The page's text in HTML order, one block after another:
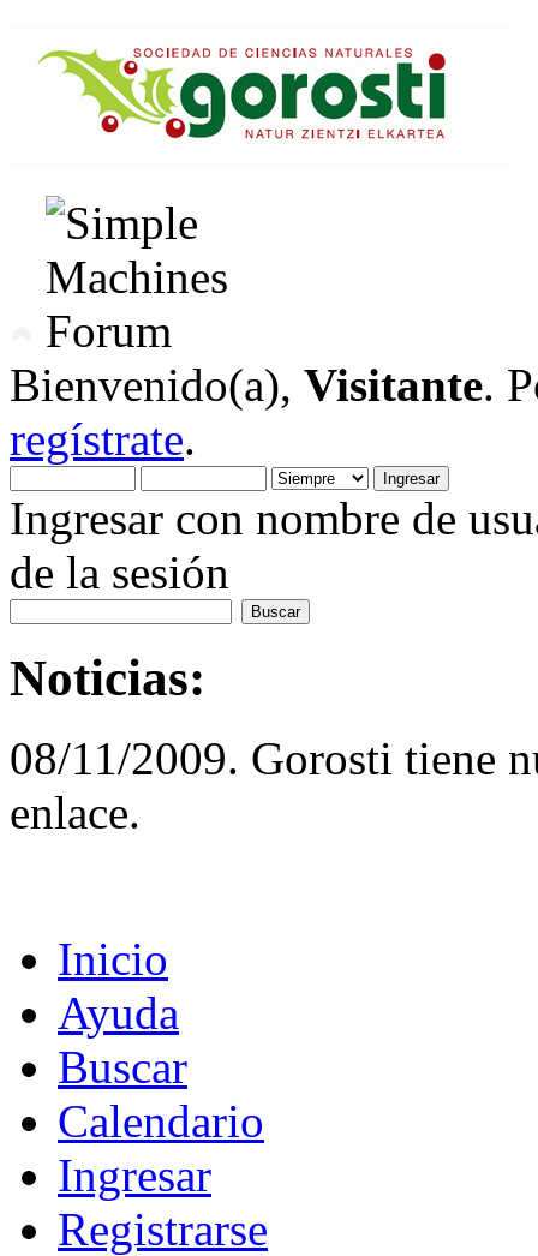
Bienvenido(a), Visitante.
regístrate.
Ingresar con nombre de
de la sesión
Noticias:
08/11/2009. Gorosti tiene
enlace.
Inicio
Ayuda
Buscar
Calendario
Ingresar
Registrarse